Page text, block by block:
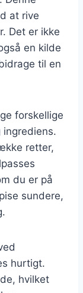
at rive
Det er ikke
en kilde
til en
forskellige
retter,
du er på
sundere,
hurtigt.
hvilket